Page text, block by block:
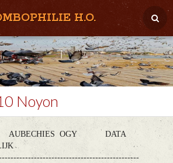
H.O.
(Inter)National
Noyon
OGY DATA